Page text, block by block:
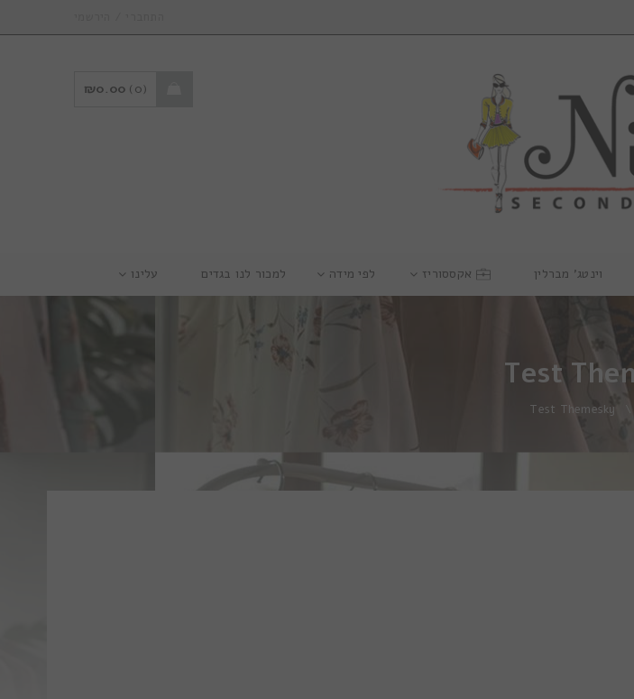
₪0.00 0
וינטג’ מברלין אקססוריז לפי מידה למכור לנו בגדים עלינו
Test
Test Themesky